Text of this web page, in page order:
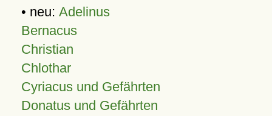
• neu: Adelinus
Bernacus
Christian
Chlothar
Cyriacus und Gefährten
Donatus und Gefährten